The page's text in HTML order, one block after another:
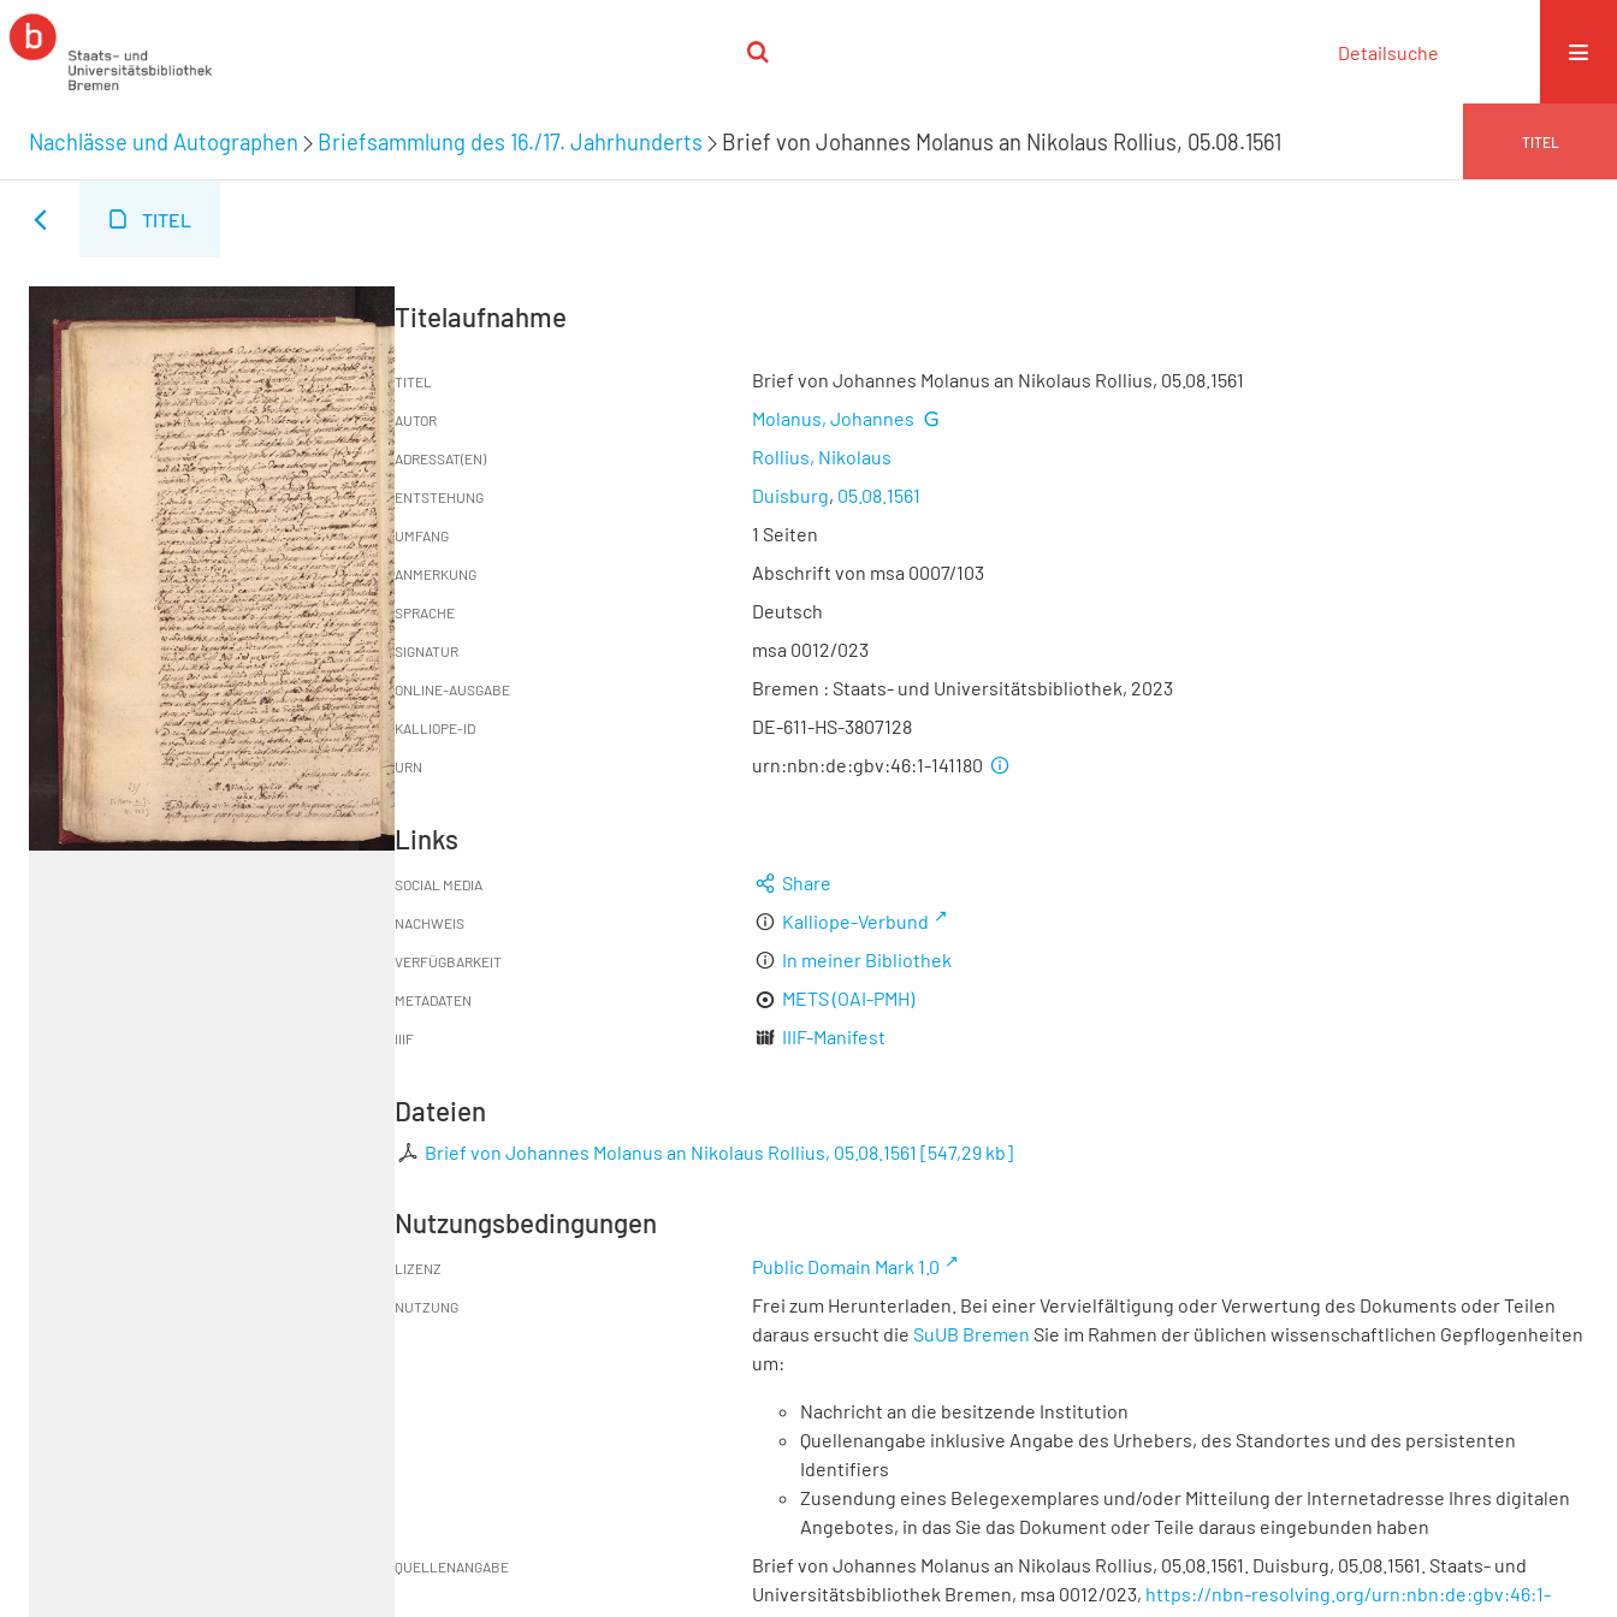
Detailsuche
Nachlässe und Autographen Briefsammlung des 16./17. Jahrhunderts Brief von Johannes Molanus an Nikolaus Rollius, 05.08.1561 TITEL
TITEL
Titelaufnahme
TITEL Brief von Johannes Molanus an Nikolaus Rollius, 05.08.1561
AUTOR Molanus, Johannes
ADRESSAT(EN) Rollius, Nikolaus
ENTSTEHUNG Duisburg, 05.08.1561
UMFANG 1 Seiten
ANMERKUNG Abschrift von msa 0007/103
SPRACHE Deutsch
SIGNATUR msa 0012/023
ONLINE-AUSGABE Bremen : Staats- und Universitätsbibliothek, 2023
KALLIOPE-ID DE-611-HS-3807128
URN urn:nbn:de:gbv:46:1-141180
Links
SOCIAL MEDIA Share
NACHWEIS Kalliope-Verbund
VERFÜGBARKEIT In meiner Bibliothek
METADATEN METS (OAI-PMH)
IIIF IIIF-Manifest
Dateien
Brief von Johannes Molanus an Nikolaus Rollius, 05.08.1561 [547,29 kb]
Nutzungsbedingungen
LIZENZ Public Domain Mark 1.0
NUTZUNG
Frei zum Herunterladen. Bei einer Vervielfältigung oder Verwertung des Dokuments oder Teilen
daraus ersucht die SuUB Bremen Sie im Rahmen der üblichen wissenschaftlichen Gepflogenheiten
um:
Nachricht an die besitzende Institution
Quellenangabe inklusive Angabe des Urhebers, des Standortes und des persistenten
Identifiers
Zusendung eines Belegexemplares und/oder Mitteilung der Internetadresse Ihres digitalen
Angebotes, in das Sie das Dokument oder Teile daraus eingebunden haben
QUELLENANGABE
Brief von Johannes Molanus an Nikolaus Rollius, 05.08.1561. Duisburg, 05.08.1561. Staats- und
Universitätsbibliothek Bremen, msa 0012/023, https://nbn-resolving.org/urn:nbn:de:gbv:46:1-